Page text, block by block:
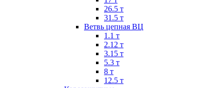
26.5 т
31.5 т
Ветвь цепная ВЦ
1.1 т
2.12 т
3.15 т
5.3 т
8 т
12.5 т